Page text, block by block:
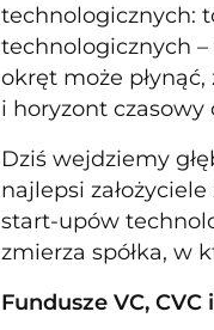
technologicznych:
technologicznych
okręt może
i horyzont czasowy
Dziś wejdziemy
najlepsi
start-upów
zmierza spółka, w
Fundusze VC,